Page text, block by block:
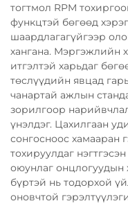
тогтмол RPM
функцтэй бөгөөд
шаардлагагүйгээр
хангана. Мэргэжлийн
итгэлтэй харьдаг
төслүүдийн явцад
чанартай ажлын
зорилгоор
үнэлдэг. Цахилгаан
сонгосноос хамааран
тохируулдаг
оюунлаг онцлогуудын
бүртэй нь тодорхой
оновчтой